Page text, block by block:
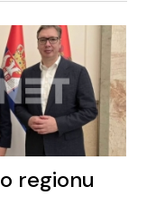
regionu